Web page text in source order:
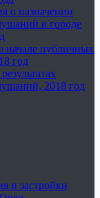
о назначении
в городе
начале публичных
год
2018 год
и застройки